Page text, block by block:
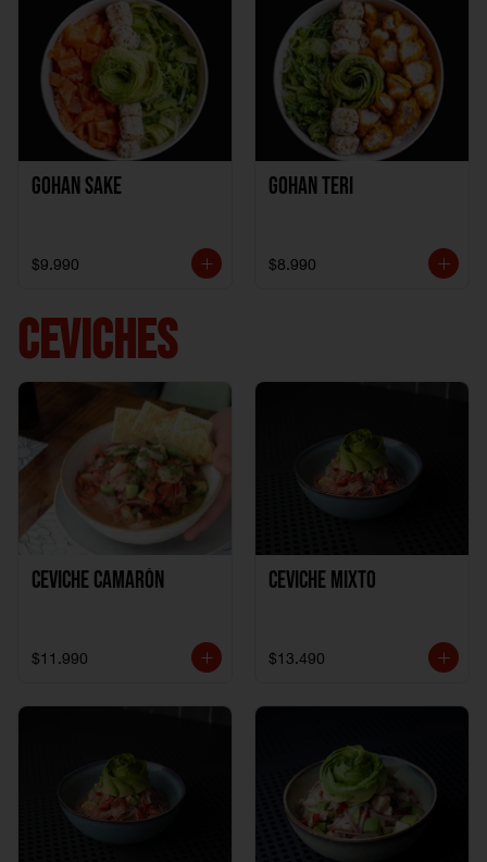
Gohan Sake
$9.990
Gohan Teri
$8.990
CEVICHES
Ceviche Camarón
$11.990
Ceviche Mixto
$13.490